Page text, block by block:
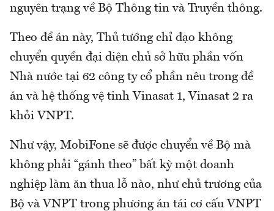
nguyên trạng về Bộ Thông tin và Truyền thông.
Theo đề án này, Thủ tướng chỉ đạo không
chuyển quyền đại diện chủ sở hữu phần vốn
Nhà nước tại 62 công ty cổ phần nêu trong đề
án và hệ thống vệ tinh Vinasat 1, Vinasat 2 ra
khỏi VNPT.
Như vậy, MobiFone sẽ được chuyển về Bộ mà
không phải “gánh theo” bất kỳ một doanh
nghiệp làm ăn thua lỗ nào, như chủ trương của
Bộ và VNPT trong phương án tái cơ cấu VNPT